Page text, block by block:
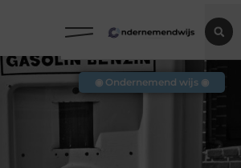
◉ Ondernemend wijs ◉